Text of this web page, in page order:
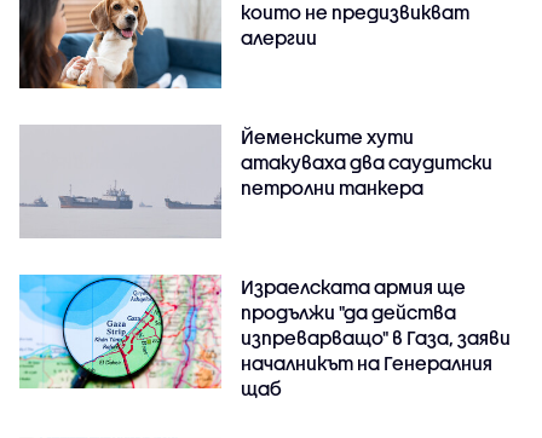
които не предизвикват
алергии
Йеменските хути
атакуваха два саудитски
петролни танкера
Израелската армия ще
продължи "да действа
изпреварващо" в Газа, заяви
началникът на Генералния
щаб